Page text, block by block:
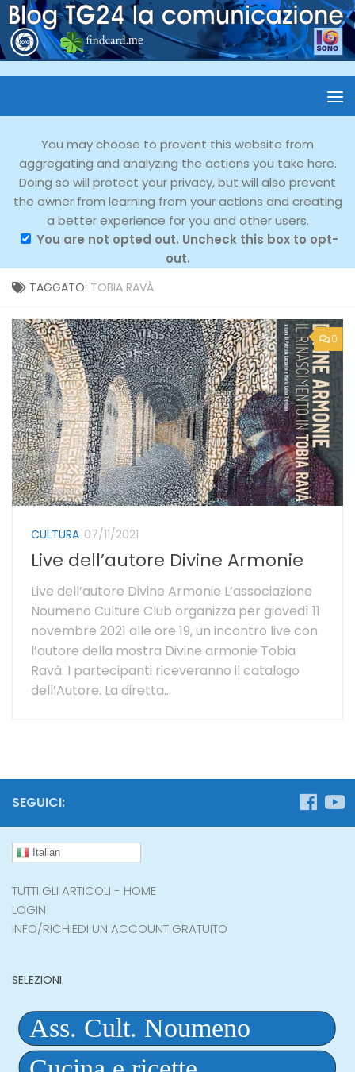
You may choose to prevent this website from
aggregating and analyzing the actions you take here.
Doing so will protect your privacy, but will also prevent
the owner from learning from your actions and creating
a better experience for you and other users.
You are not opted out. Uncheck this box to opt-
out.
TAGGATO: TOBIA RAVÀ
0
CULTURA 07/11/2021
Live dell’autore Divine Armonie
Live dell’autore Divine Armonie L’associazione
Noumeno Culture Club organizza per giovedì 11
novembre 2021 alle ore 19, un incontro live con
l’autore della mostra Divine armonie Tobia
Ravà. I partecipanti riceveranno il catalogo
dell’Autore. La diretta...
SEGUICI:
Italian
TUTTI GLI ARTICOLI - HOME
LOGIN
INFO/RICHIEDI UN ACCOUNT GRATUITO
SELEZIONI: